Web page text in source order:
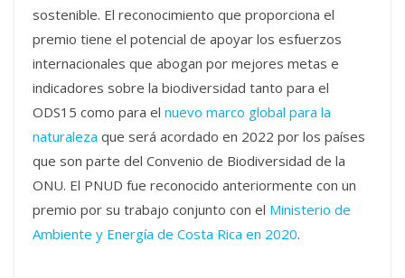
sostenible. El reconocimiento que proporciona el
premio tiene el potencial de apoyar los esfuerzos
internacionales que abogan por mejores metas e
indicadores sobre la biodiversidad tanto para el
ODS15 como para el nuevo marco global para la
naturaleza que será acordado en 2022 por los países
que son parte del Convenio de Biodiversidad de la
ONU. El PNUD fue reconocido anteriormente con un
premio por su trabajo conjunto con el Ministerio de
Ambiente y Energía de Costa Rica en 2020.